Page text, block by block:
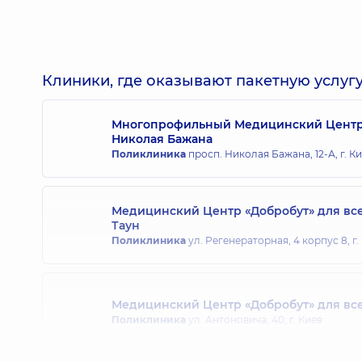
Домнич Елена Петровна
Акушер-гинеколог; Врач ультразвуковой
Жаров Валерий Валериевич
Акушер-гинеколог; Врач ультразвуковой
Исмаилов Роман Идаретдинович
Акушер-гинеколог; Врач ультразвуковой
Клиники, где оказывают пакетную
Многопрофильный Медицинский Центр
Николая Бажана
Поликлиника просп. Николая Бажана, 12-А, г.
Медицинский Центр «Добробут» для
Таун
Поликлиника ул. Регенераторная, 4 корпус 8, г.
Медицинский Центр «Добробут» для
Поликлиника ул. Антоновича, 40, г. Киев